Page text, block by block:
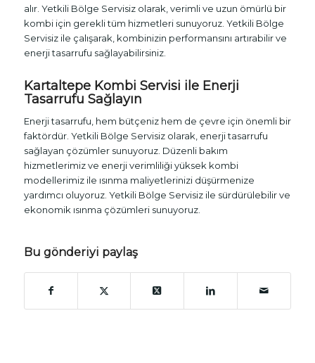
alır. Yetkili Bölge Servisiz olarak, verimli ve uzun ömürlü bir
kombi için gerekli tüm hizmetleri sunuyoruz. Yetkili Bölge
Servisiz ile çalışarak, kombinizin performansını artırabilir ve
enerji tasarrufu sağlayabilirsiniz.
Kartaltepe Kombi Servisi ile Enerji
Tasarrufu Sağlayın
Enerji tasarrufu, hem bütçeniz hem de çevre için önemli bir
faktördür. Yetkili Bölge Servisiz olarak, enerji tasarrufu
sağlayan çözümler sunuyoruz. Düzenli bakım
hizmetlerimiz ve enerji verimliliği yüksek kombi
modellerimiz ile ısınma maliyetlerinizi düşürmenize
yardımcı oluyoruz. Yetkili Bölge Servisiz ile sürdürülebilir ve
ekonomik ısınma çözümleri sunuyoruz.
Bu gönderiyi paylaş